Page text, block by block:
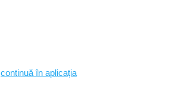
continuă în aplicația